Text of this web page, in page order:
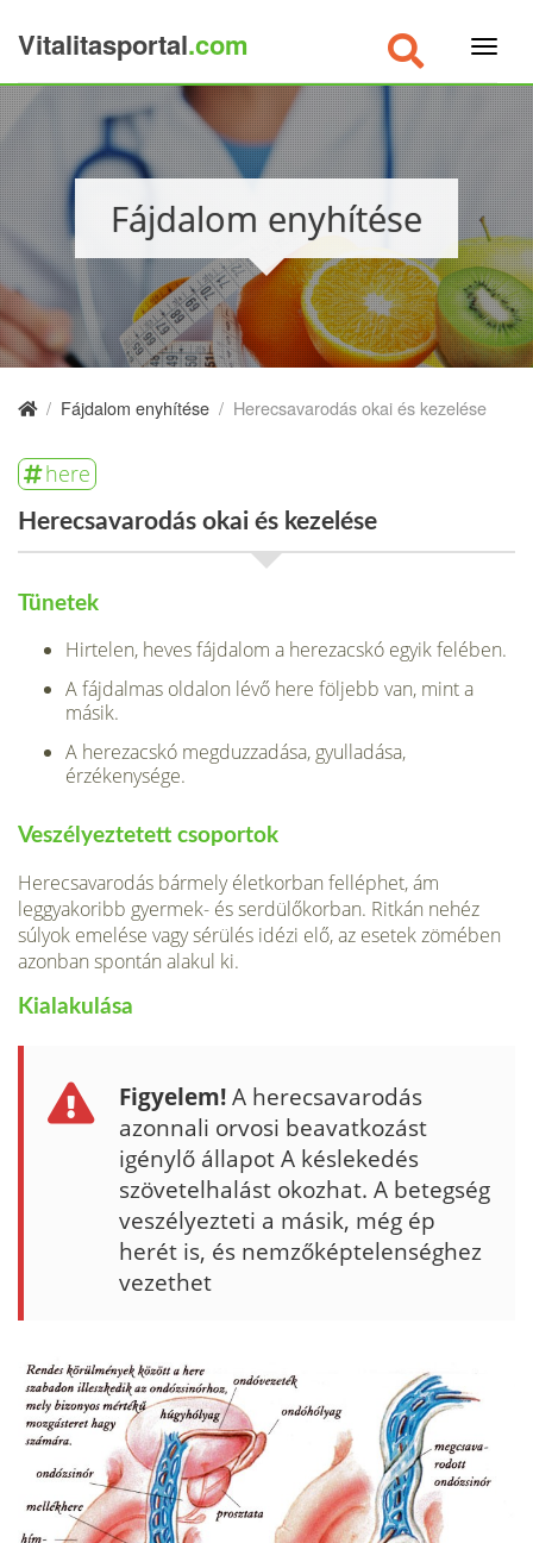
Vitalitasportal.com
Fájdalom enyhítése
/ Fájdalom enyhítése / Herecsavarodás okai és kezelése
here
Herecsavarodás okai és kezelése
Tünetek
Hirtelen, heves fájdalom a herezacskó egyik felében.
A fájdalmas oldalon lévő here följebb van, mint a
másik.
A herezacskó megduzzadása, gyulladása,
érzékenysége.
Veszélyeztetett csoportok
Herecsavarodás bármely életkorban felléphet, ám
leggyakoribb gyermek- és serdülőkorban. Ritkán nehéz
súlyok emelése vagy sérülés idézi elő, az esetek zömében
azonban spontán alakul ki.
Kialakulása
Figyelem!A herecsavarodás
azonnali orvosi beavatkozást
igénylő állapot A késlekedés
szövetelhalást okozhat. A betegség
veszélyezteti a másik, még ép
herét is, és nemzőképtelenséghez
vezethet
×